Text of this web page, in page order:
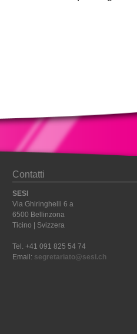
Contatti
SESI
Via Ghiringhelli 6 a
6500 Bellinzona
Ticino | Svizzera
Tel. +41 091 825 54 74
Email: segretariato@sesi.ch